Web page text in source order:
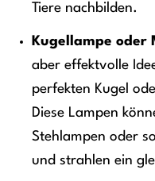
Tiere nachbilden.
Kugellampe oder
aber effektvolle
perfekten Kugel
Diese Lampen
Stehlampen oder
und strahlen ein